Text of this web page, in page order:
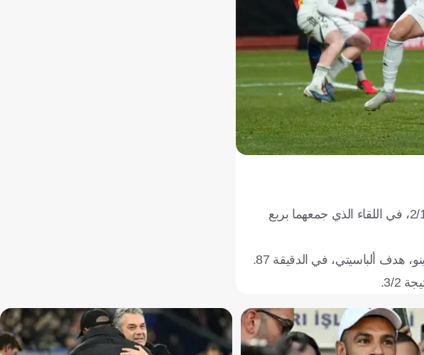
حجز برشلونة، مقعده في نصف نهائي كأس ملك إسبانيا، بعد فوزه المثير، اليوم الثلاثاء، على ألباسيتي، بنتيجة 2/1، في اللقاء الذي جمعهما بربع
3/2.